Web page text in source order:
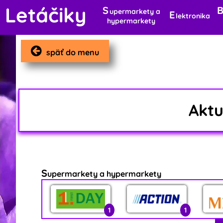
Letáčiky Supermarkety a
hypermarkety
Elektronika B
späť do menu
Supermarkety a hypermarkety
1 1